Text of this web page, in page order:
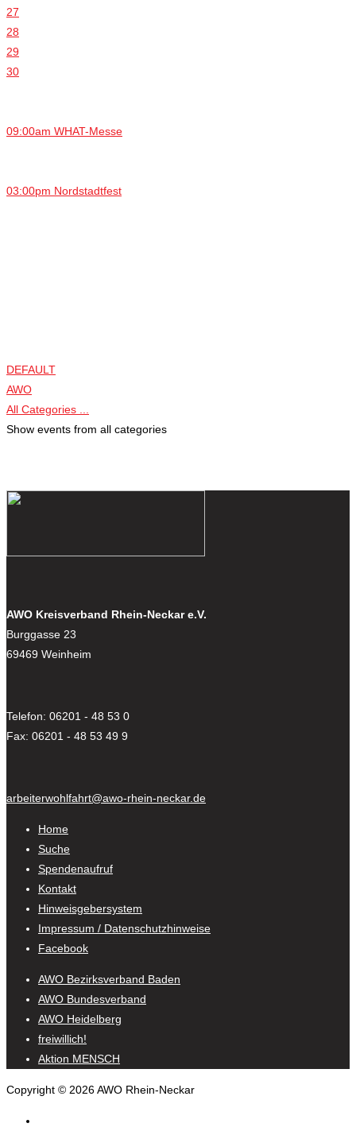
27
28
29
30
09:00am WHAT-Messe
03:00pm Nordstadtfest
DEFAULT
AWO
All Categories ...
Show events from all categories
AWO Kreisverband Rhein-Neckar e.V.
Burggasse 23
69469 Weinheim
Telefon: 06201 - 48 53 0
Fax: 06201 - 48 53 49 9
arbeiterwohlfahrt@awo-rhein-neckar.de
Home
Suche
Spendenaufruf
Kontakt
Hinweisgebersystem
Impressum / Datenschutzhinweise
Facebook
AWO Bezirksverband Baden
AWO Bundesverband
AWO Heidelberg
freiwillich!
Aktion MENSCH
Copyright © 2026 AWO Rhein-Neckar